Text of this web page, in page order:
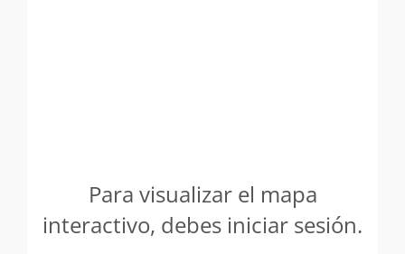
Para visualizar el mapa
interactivo, debes iniciar sesión.